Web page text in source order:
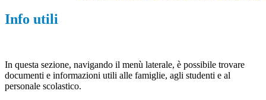
Info utili
In questa sezione, navigando il menù laterale, è possibile trovare
documenti e informazioni utili alle famiglie, agli studenti e al
personale scolastico.